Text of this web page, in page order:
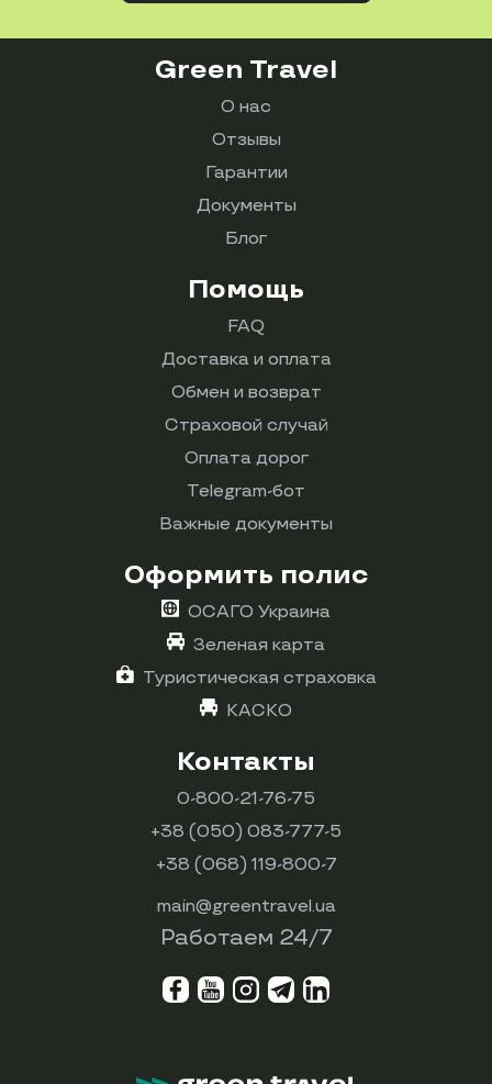
Green Travel
О нас
Отзывы
Гарантии
Документы
Блог
Помощь
FAQ
Доставка и оплата
Обмен и возврат
Страховой случай
Оплата дорог
Telegram-бот
Важные документы
Оформить полис
ОСАГО Украина
Зеленая карта
Туристическая страховка
КАСКО
Контакты
0-800-21-76-75
+38 (050) 083-777-5
+38 (068) 119-800-7
main@greentravel.ua
Работаем 24/7